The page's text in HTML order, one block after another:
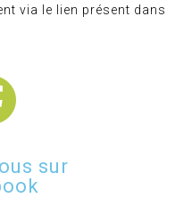
via le lien présent dans
sur